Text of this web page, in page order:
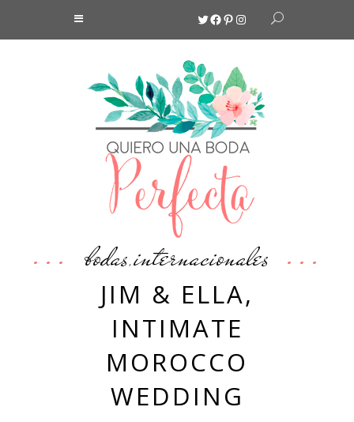
Twitter
Facebook
Pinterest
Instagram
bodas,internacionales
JIM & ELLA,
INTIMATE
MOROCCO
WEDDING